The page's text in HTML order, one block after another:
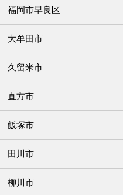
福岡市早良区
大牟田市
久留米市
直方市
飯塚市
田川市
柳川市